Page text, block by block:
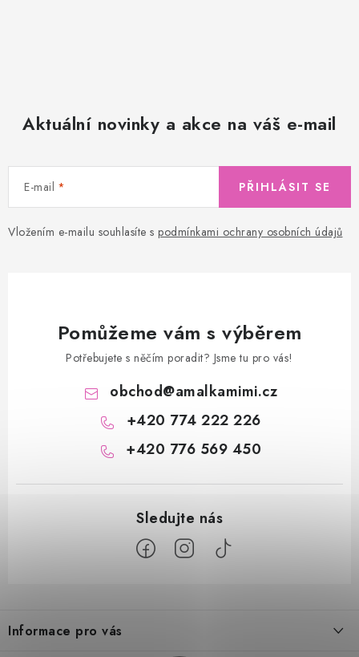
Aktuální novinky a akce na váš e-mail
E-mail
Vložením e-mailu souhlasíte s podmínkami ochrany osobních údajů
PŘIHLÁSIT SE
Pomůžeme vám s výběrem
Potřebujete s něčím poradit? Jsme tu pro vás!
obchod@amalkamimi.cz
+420 774 222 226
+420 776 569 450
pInformace pro vás